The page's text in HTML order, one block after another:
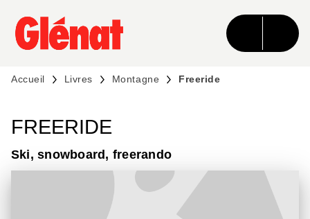
MENU RECHERCHE CONTENU
PIED DE PAGE
Accueil Livres Montagne Freeride
FREERIDE
Ski, snowboard, freerando